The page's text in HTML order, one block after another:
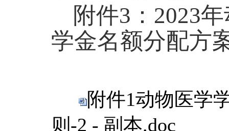
附件3 ： 2023
学金名额分配方
附件1动物医学
则-2 - 副本.doc